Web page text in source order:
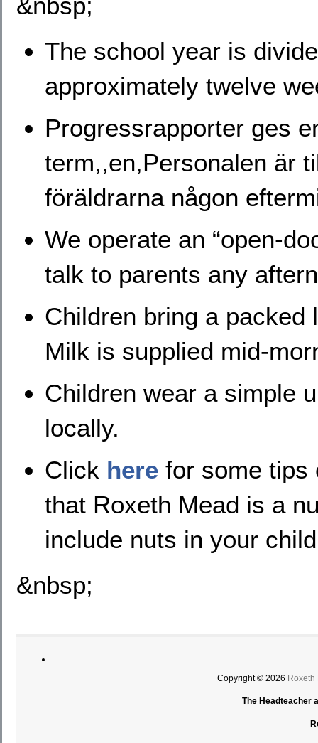
The school year is
approximately twelve
Progressrapporter ges
term,,en,Personalen är
föräldrarna någon
We operate an “open-
talk to parents any
Children bring a packed
Milk is supplied mid-
Children wear a simple
locally.
Click here for some tips
that Roxeth Mead is a
include nuts in your
&nbsp;
Copyright © 2026 Roxeth
The Headteacher